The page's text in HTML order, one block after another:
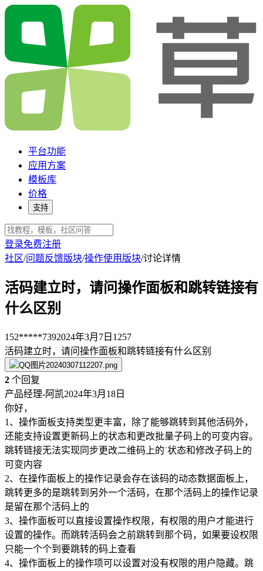
平台功能
应用方案
模板库
价格
支持
登录免费注册
社区/问题反馈版块/操作使用版块/讨论详情
活码建立时，请问操作面板和跳转链接有
什么区别
152*****7392024年3月7日 1257
活码建立时，请问操作面板和跳转链接有什么区别
2 个回复
产品经理-阿凯2024年3月18日
你好，
1、操作面板支持类型更丰富，除了能够跳转到其他活码外，
还能支持设置更新码上的状态和更改批量子码上的可变内容。
跳转链接无法实现同步更改二维码上的˙状态和修改子码上的
可变内容
2、在操作面板上的操作记录会存在该码的动态数据面板上，
跳转更多的是跳转到另外一个活码，在那个活码上的操作记录
是留在那个活码上的
3、操作面板可以直接设置操作权限，有权限的用户才能进行
设置的操作。而跳转活码会之前跳转到那个码，如果要设权限
只能一个个到要跳转的码上查看
4、操作面板上的操作项可以设置对没有权限的用户隐藏。跳